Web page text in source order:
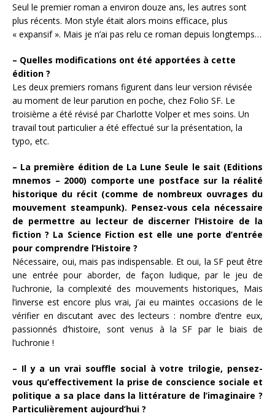
Seul le premier roman a environ douze ans, les autres sont
plus récents. Mon style était alors moins efficace, plus
« expansif ». Mais je n’ai pas relu ce roman depuis longtemps…
– Quelles modifications ont été apportées à cette
édition ?
Les deux premiers romans figurent dans leur version révisée
au moment de leur parution en poche, chez Folio SF. Le
troisième a été révisé par Charlotte Volper et mes soins. Un
travail tout particulier a été effectué sur la présentation, la
typo, etc.
– La première édition de La Lune Seule le sait (Editions
mnemos – 2000) comporte une postface sur la réalité
historique du récit (comme de nombreux ouvrages du
mouvement steampunk). Pensez-vous cela nécessaire
de permettre au lecteur de discerner l’Histoire de la
fiction ? La Science Fiction est elle une porte d’entrée
pour comprendre l’Histoire ?
Nécessaire, oui, mais pas indispensable. Et oui, la SF peut être
une entrée pour aborder, de façon ludique, par le jeu de
l’uchronie, la complexité des mouvements historiques, Mais
l’inverse est encore plus vrai, j’ai eu maintes occasions de le
vérifier en discutant avec des lecteurs : nombre d’entre eux,
passionnés d’histoire, sont venus à la SF par le biais de
l’uchronie !
– Il y a un vrai souffle social à votre trilogie, pensez-
vous qu’effectivement la prise de conscience sociale et
politique a sa place dans la littérature de l’imaginaire ?
Particulièrement aujourd’hui ?